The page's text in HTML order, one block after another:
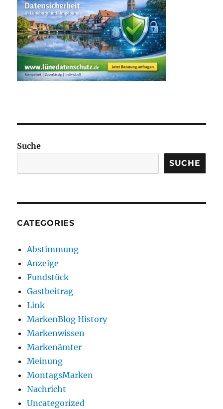
Suche
SUCHE
CATEGORIES
Abstimmung
Anzeige
Fundstück
Gastbeitrag
Link
MarkenBlog History
Markenwissen
Markenämter
Meinung
MontagsMarken
Nachricht
Uncategorized